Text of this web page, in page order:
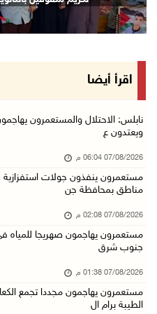
07/آب/2026 02:19 م
مستعمرون ينفذون جولات
أمين عام الجامعة العربية يحذر من
مستعمرون يهاجمون صهريجا
07/آب/2026 01:38 م
مستعمرون يهاجمون مجددا تجمع
07/آب/2026 12:08 م
أسعار النفط تواصل الصعود
الذهب يتجه لأفضل أداء أسبوعي
07/آب/2026 10:12 ص
قوات الاحتلال تنصب حاجزا
اقرأ أيضا
نابلس: الاحتلال والمستعمرون
ويعتدون ع
07/08/2026 06:04 م
مستعمرون ينفذون جولات
مناطق بمحافظة جن
07/08/2026 02:08 م
مستعمرون يهاجمون صهريجا للمياه في
جنوب شرق
07/08/2026 01:38 م
مستعمرون يهاجمون مجددا تجمع
الطيبة برام ال